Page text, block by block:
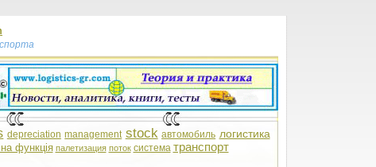
depreciation management stock автомобиль логистика
функція палетизация поток система транспорт